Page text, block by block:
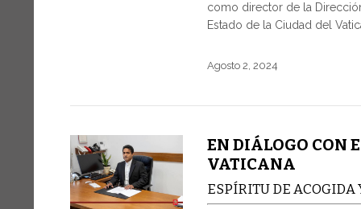
como director de la
Estado de la Ciudad del
Agosto 2, 2024
EN DIÁLOGO CON
VATICANA
ESPÍRITU DE